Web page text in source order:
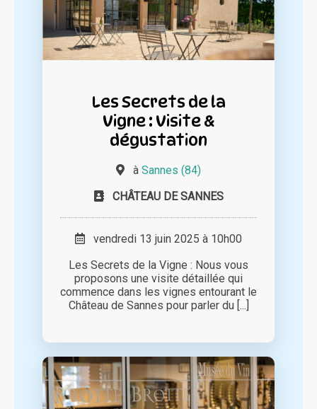
Les Secrets de la
Vigne : Visite &
dégustation
à Sannes (84)
CHÂTEAU DE SANNES
vendredi 13 juin 2025 à 10h00
Les Secrets de la Vigne : Nous vous
proposons une visite détaillée qui
commence dans les vignes entourant le
Château de Sannes pour parler du [...]